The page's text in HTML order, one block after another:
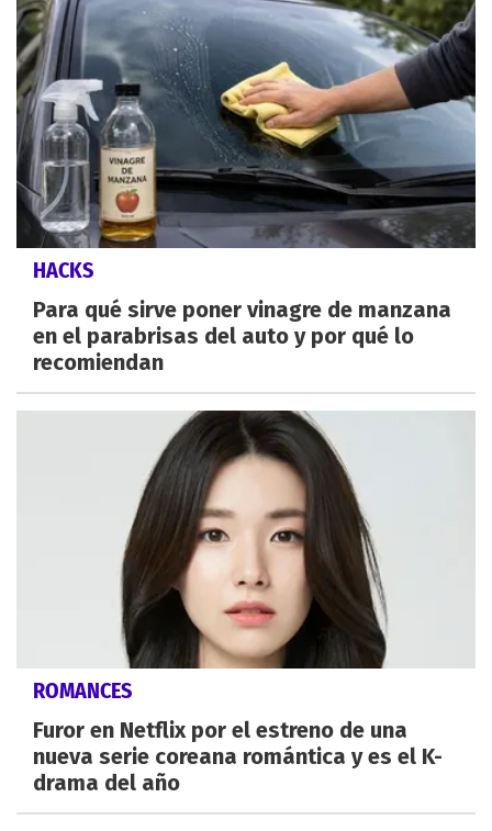
HACKS
Para qué sirve poner vinagre de manzana
en el parabrisas del auto y por qué lo
recomiendan
ROMANCES
Furor en Netflix por el estreno de una
nueva serie coreana romántica y es el K-
drama del año